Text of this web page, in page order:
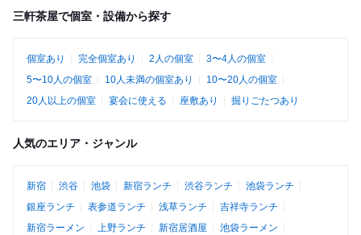
三軒茶屋で個室・設備から探す
個室あり 完全個室あり 2人の個室
3〜4人の個室
5〜10人の個室
10人未満の個室あり
10〜20人の個室
20人以上の個室
宴会に使える 座敷あり 掘りごたつあり
人気のエリア・ジャンル
新宿 渋谷 池袋 新宿ランチ 渋谷ランチ
池袋ランチ
銀座ランチ
表参道ランチ 浅草ランチ
吉祥寺ランチ
新宿ラーメン
上野ランチ 新宿居酒屋
池袋ラーメン